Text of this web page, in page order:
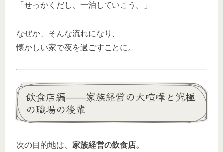
「せっかくだし、一泊していこう。」
なぜか、そんな流れになり、
懐かしい家で夜を過ごすことに。
飲食店編——家族経営の大喧嘩と究極
の職場の後輩
次の目的地は、 家族経営の飲食店。